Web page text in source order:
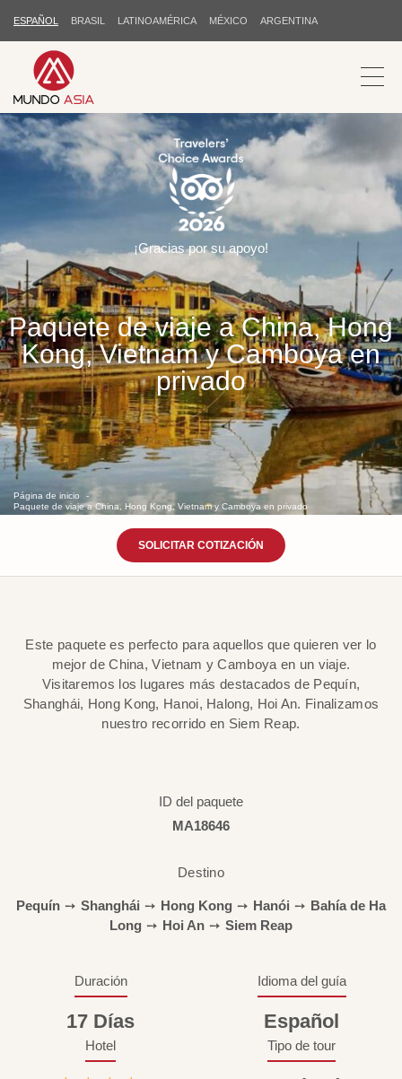
ESPAÑOL BRASIL LATINOAMÉRICA MÉXICO ARGENTINA
Paquete de viaje a China, Hong
Kong, Vietnam y Camboya en
privado
Página de inicio
Paquete de viaje a China, Hong Kong, Vietnam y Camboya en privado
¡Gracias por su apoyo!
SOLICITAR COTIZACIÓN
Este paquete es perfecto para aquellos que quieren ver lo
mejor de China, Vietnam y Camboya en un viaje.
Visitaremos los lugares más destacados de Pequín,
Shanghái, Hong Kong, Hanoi, Halong, Hoi An. Finalizamos
nuestro recorrido en Siem Reap.
ID del paquete
MA18646
Destino
Pequín ➙ Shanghái ➙ Hong Kong ➙ Hanói ➙ Bahía de Ha
Long ➙ Hoi An ➙ Siem Reap
Duración
17 Días
Idioma del guía
Español
Hotel Tipo de tour